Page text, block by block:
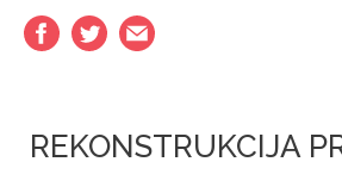
REKONSTRUKCIJA